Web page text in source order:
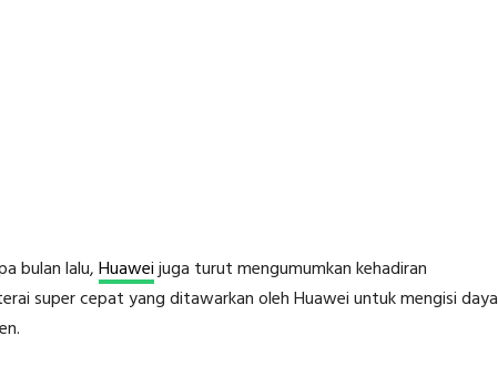
bulan lalu,Huaweijuga turut mengumumkan kehadiran
super cepat yang ditawarkan oleh Huawei untuk mengisi daya